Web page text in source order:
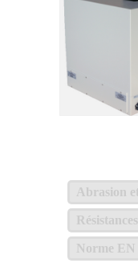
Abrasion
Norme EN